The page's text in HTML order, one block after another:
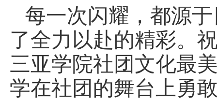
每一次闪耀，都源
了全力以赴的精彩。
三亚学院社团文化最
学在社团的舞台上勇